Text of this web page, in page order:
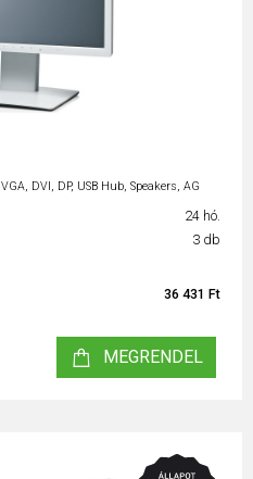
DVI, DP, USB Hub, Speakers, AG
24 hó.
3 db
36 431 Ft
MEGRENDEL